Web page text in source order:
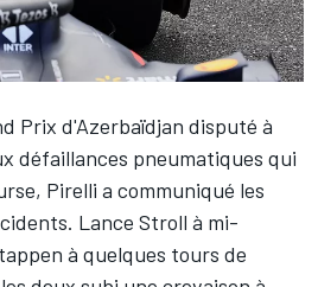
Prix d'Azerbaïdjan disputé à
défaillances pneumatiques qui
Pirelli a communiqué les
Lance Stroll à mi-
à quelques tours de